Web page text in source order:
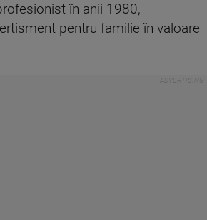
în anii 1980,
pentru familie în valoare